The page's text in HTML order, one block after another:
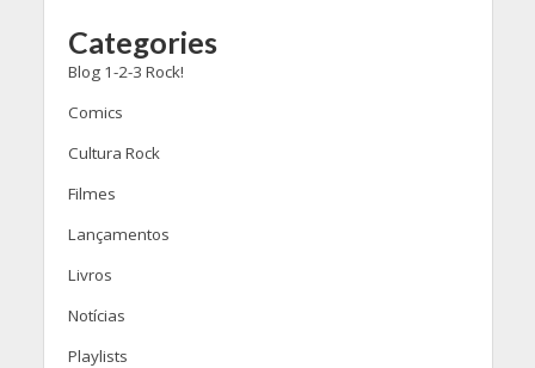
Categories
Blog 1-2-3 Rock!
Comics
Cultura Rock
Filmes
Lançamentos
Livros
Notícias
Playlists